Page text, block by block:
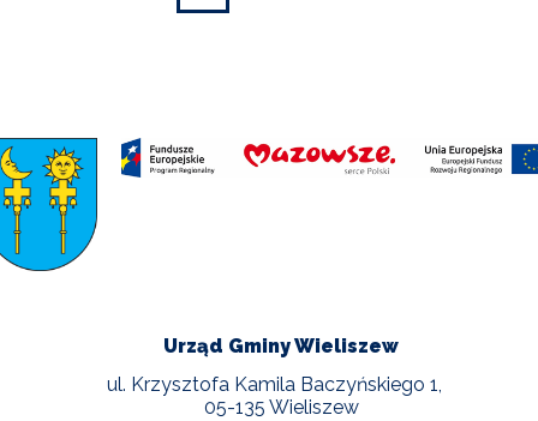
Urząd Gminy Wieliszew
ul. Krzysztofa Kamila Baczyńskiego 1,
05-135 Wieliszew